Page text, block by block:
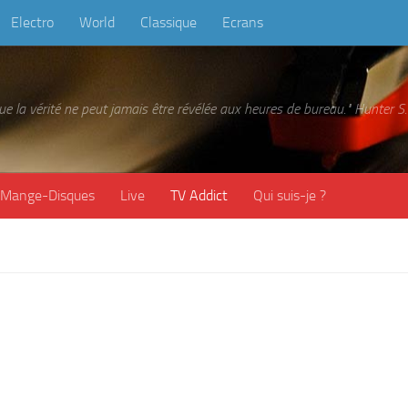
Electro World Classique Ecrans
la vérité ne peut jamais être révélée aux heures de bureau." Hunter
Mange-Disques Live TV Addict Qui suis-je ?